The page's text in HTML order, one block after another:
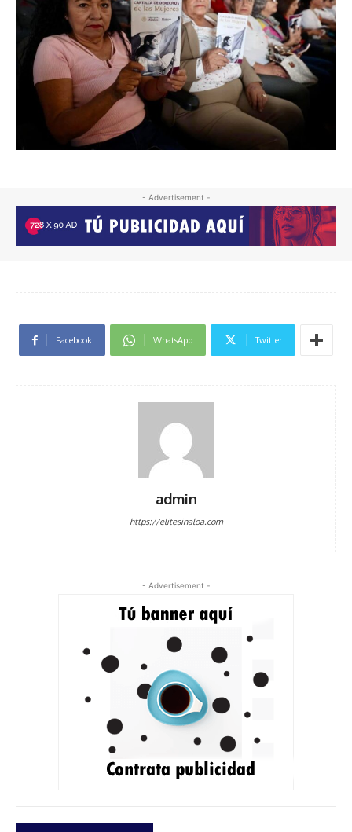
- Advertisement -
Facebook WhatsApp Twitter
admin
https://elitesinaloa.com
- Advertisement -